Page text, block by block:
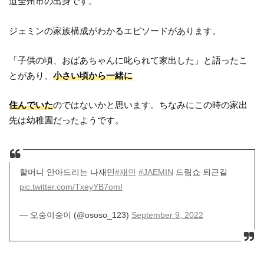
ジェミンの家族構成がわかるエピソードがあります。
「子供の頃、おばあちゃんに叱られて家出した」と語ったこ
とがあり、小さい頃から一緒に
住んでいたのではないかと思います。ちなみにこの時の家出
先は幼稚園だったようです。
할머니 안아드리는 나재민#재민 #JAEMIN 드림쇼 퇴근길
pic.twitter.com/TxeyYB7omI
— 오숭이숭이 (@ososo_123) September 9, 2022